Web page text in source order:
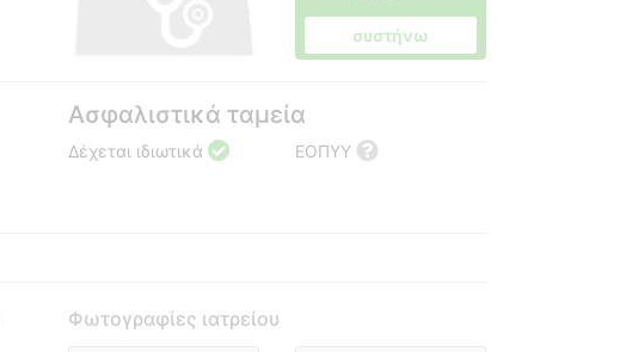
συστήνω
Ασφαλιστικά ταμεία
Δέχεται ιδιωτικά ΕΟΠΥΥ
Φωτογραφίες ιατρείου